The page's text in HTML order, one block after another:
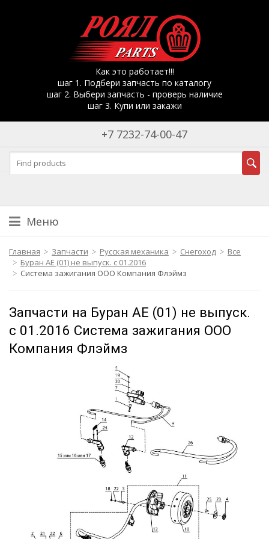
Как это работает!!!
шаг 1. Подбери запчасть по каталогу
шаг 2. Выбери запчасть - проверь наличие
шаг 3. Купи или закажи
+7 7232-74-00-47
Меню
Главная Запчасти Русская механика Снегоход
Все
Буран АЕ (01) не выпуск. с 01.2016
Система зажигания ООО Компания Флэймз
Запчасти на Буран АЕ (01) не выпуск.
с 01.2016 Система зажигания ООО
Компания Флэймз